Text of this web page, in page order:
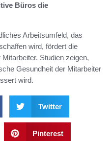
Büros die
Arbeitsumfeld, das
wird, fördert die
Studien zeigen,
Gesundheit der Mitarbeiter
wird.
Twitter
Pinterest